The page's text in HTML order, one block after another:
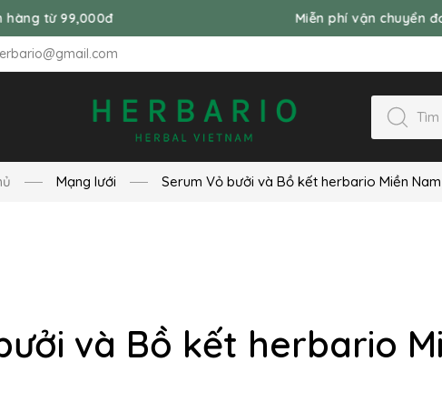
Miễn phí vận chuyển đơn hàng từ
Mạng lưới Serum Vỏ bưởi và Bồ kết herbario Miền Nam
và Bồ kết herbario